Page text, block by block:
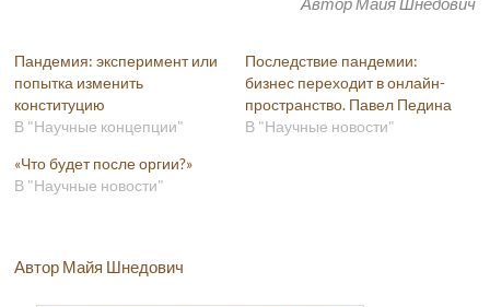
Пандемия: эксперимент или
попытка изменить
конституцию
В "Научные концепции"
Последствие пандемии:
бизнес переходит в онлайн-
пространство. Павел Педина
В "Научные новости"
«Что будет после оргии?»
В "Научные новости"
Автор Майя Шнедович